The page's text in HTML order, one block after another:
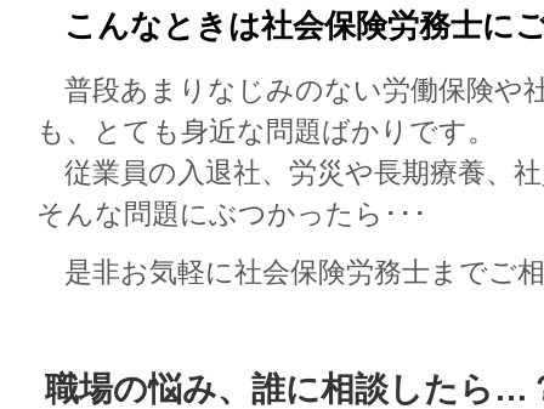
こんなときは社会保険労務士に
普段あまりなじみのない労働保険や
も、とても身近な問題ばかりです。
従業員の入退社、労災や長期療養、
そんな問題にぶつかったら･･･
是非お気軽に社会保険労務士までご
職場の悩み、誰に相談したら…